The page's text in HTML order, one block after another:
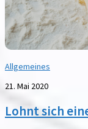
Allgemeines
21. Mai 2020
Lohnt sich